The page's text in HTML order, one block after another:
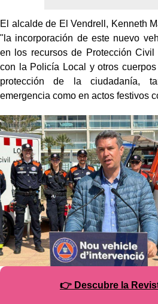
El alcalde de El Vendrell, Kenneth
"la incorporación de este nuevo
en los recursos de Protección
con la Policía Local y otros
protección de la ciudadanía,
emergencia como en actos festivos
👉 Descubrela